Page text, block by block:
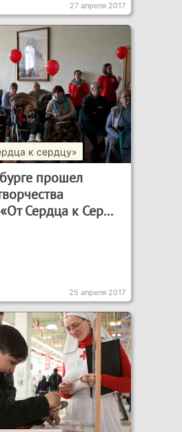
27 апреля 2017
к сердцу»
прошел
Сердца к Сер...
25 апреля 2017